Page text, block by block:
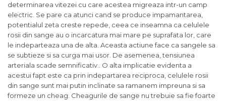
determinarea vitezei cu care acestea migreaza intr-un camp
electric. Se pare ca atunci cand se produce impamantarea,
potentialul zeta creste repede, ceea ce inseamna ca celulele
rosii din sange au o incarcatura mai mare pe suprafata lor, care
le indeparteaza una de alta. Aceasta actiune face ca sangele sa
se subtieze si sa curga mai usor. De asemenea, tensiunea
arteriala scade semnificativ.. O alta implicatie evidenta a
acestui fapt este ca prin indepartarea reciproca, celulele rosii
din sange sunt mai putin inclinate sa ramanem impreuna si sa
formeze un cheag. Cheagurile de sange nu trebuie sa fie foarte